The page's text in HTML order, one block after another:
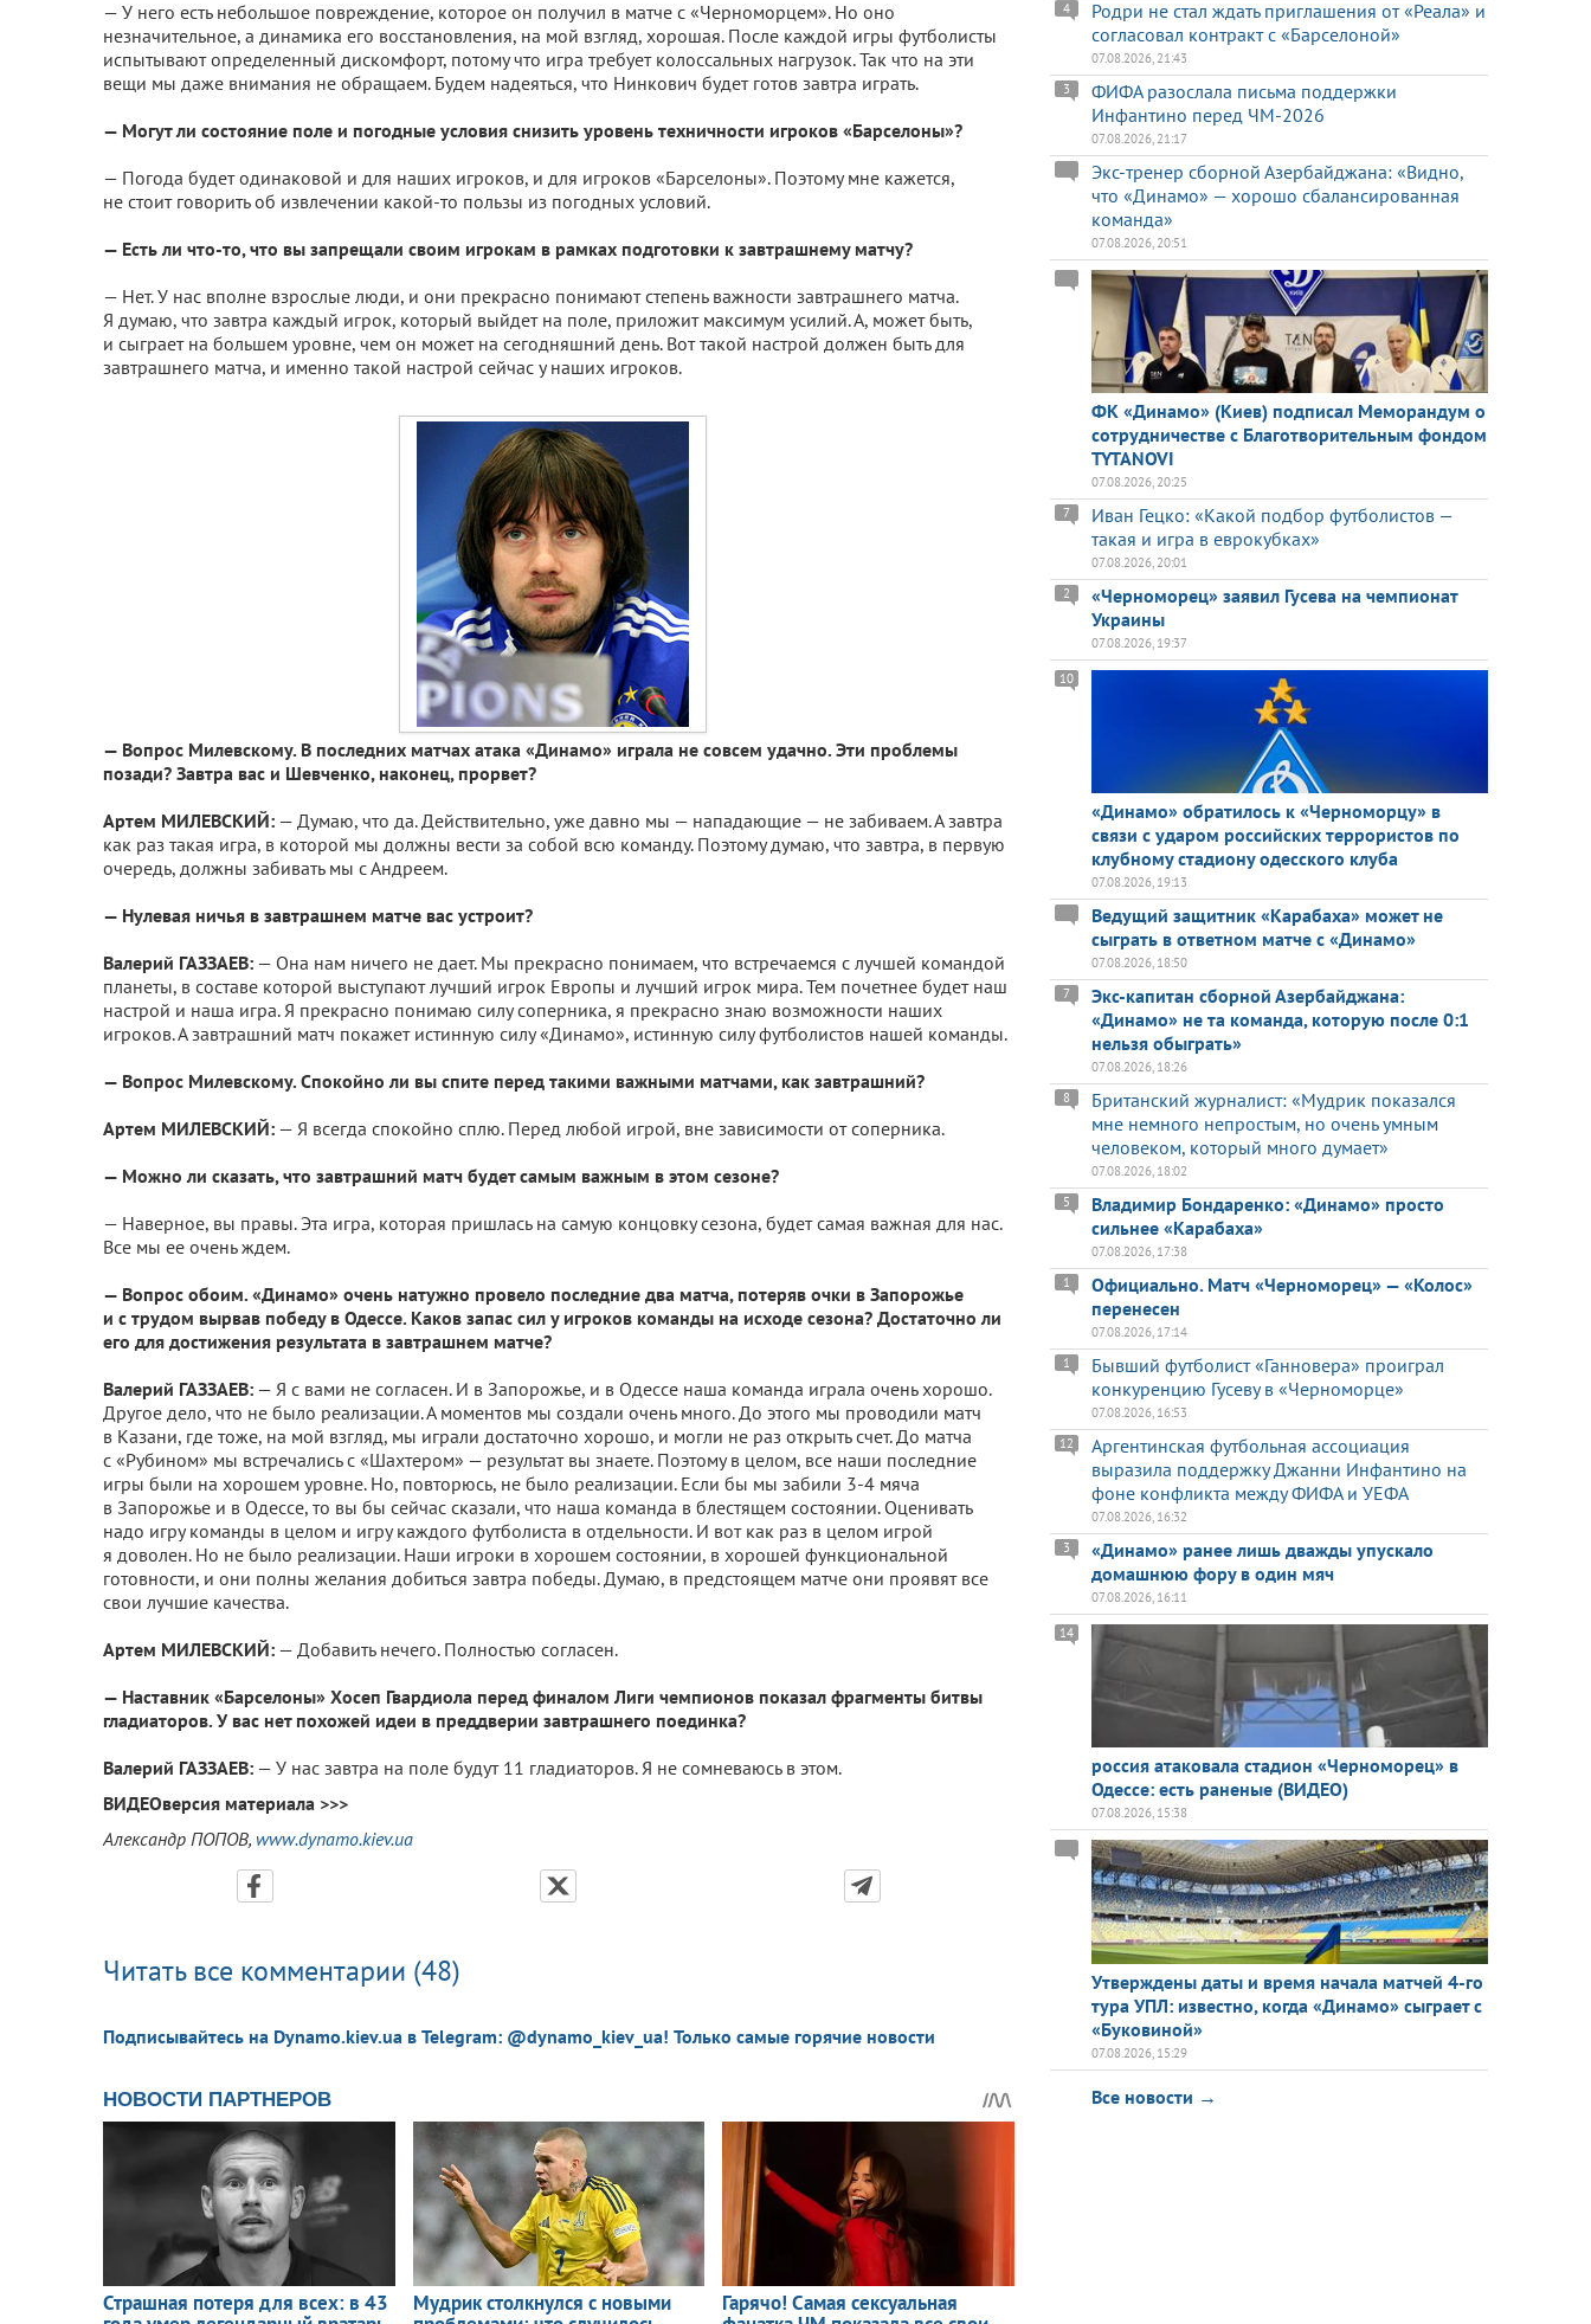
— У него есть небольшое повреждение, которое он получил в матче с «Черноморцем». Но оно
незначительное, а динамика его восстановления, на мой взгляд, хорошая. После каждой игры футболисты
испытывают определенный дискомфорт, потому что игра требует колоссальных нагрузок. Так что на эти
вещи мы даже внимания не обращаем. Будем надеяться, что Нинкович будет готов завтра играть.
— Могут ли состояние поле и погодные условия снизить уровень техничности игроков «Барселоны»?
— Погода будет одинаковой и для наших игроков, и для игроков «Барселоны». Поэтому мне кажется,
не стоит говорить об извлечении какой-то пользы из погодных условий.
— Есть ли что-то, что вы запрещали своим игрокам в рамках подготовки к завтрашнему матчу?
— Нет. У нас вполне взрослые люди, и они прекрасно понимают степень важности завтрашнего матча.
Я думаю, что завтра каждый игрок, который выйдет на поле, приложит максимум усилий. А, может быть,
и сыграет на большем уровне, чем он может на сегодняшний день. Вот такой настрой должен быть для
завтрашнего матча, и именно такой настрой сейчас у наших игроков.
— Вопрос Милевскому. В последних матчах атака «Динамо» играла не совсем удачно. Эти проблемы
позади? Завтра вас и Шевченко, наконец, прорвет?
Артем МИЛЕВСКИЙ: — Думаю, что да. Действительно, уже давно мы — нападающие — не забиваем. А завтра
как раз такая игра, в которой мы должны вести за собой всю команду. Поэтому думаю, что завтра, в первую
очередь, должны забивать мы с Андреем.
— Нулевая ничья в завтрашнем матче вас устроит?
Валерий ГАЗЗАЕВ: — Она нам ничего не дает. Мы прекрасно понимаем, что встречаемся с лучшей командой
планеты, в составе которой выступают лучший игрок Европы и лучший игрок мира. Тем почетнее будет наш
настрой и наша игра. Я прекрасно понимаю силу соперника, я прекрасно знаю возможности наших
игроков. А завтрашний матч покажет истинную силу «Динамо», истинную силу футболистов нашей команды.
— Вопрос Милевскому. Спокойно ли вы спите перед такими важными матчами, как завтрашний?
Артем МИЛЕВСКИЙ: — Я всегда спокойно сплю. Перед любой игрой, вне зависимости от соперника.
— Можно ли сказать, что завтрашний матч будет самым важным в этом сезоне?
— Наверное, вы правы. Эта игра, которая пришлась на самую концовку сезона, будет самая важная для нас.
Все мы ее очень ждем.
— Вопрос обоим. «Динамо» очень натужно провело последние два матча, потеряв очки в Запорожье
и с трудом вырвав победу в Одессе. Каков запас сил у игроков команды на исходе сезона? Достаточно ли
его для достижения результата в завтрашнем матче?
Валерий ГАЗЗАЕВ: — Я с вами не согласен. И в Запорожье, и в Одессе наша команда играла очень хорошо.
Другое дело, что не было реализации. А моментов мы создали очень много. До этого мы проводили матч
в Казани, где тоже, на мой взгляд, мы играли достаточно хорошо, и могли не раз открыть счет. До матча
с «Рубином» мы встречались с «Шахтером» — результат вы знаете. Поэтому в целом, все наши последние
игры были на хорошем уровне. Но, повторюсь, не было реализации. Если бы мы забили 3-4 мяча
в Запорожье и в Одессе, то вы бы сейчас сказали, что наша команда в блестящем состоянии. Оценивать
надо игру команды в целом и игру каждого футболиста в отдельности. И вот как раз в целом игрой
я доволен. Но не было реализации. Наши игроки в хорошем состоянии, в хорошей функциональной
готовности, и они полны желания добиться завтра победы. Думаю, в предстоящем матче они проявят все
свои лучшие качества.
Артем МИЛЕВСКИЙ: — Добавить нечего. Полностью согласен.
— Наставник «Барселоны» Хосеп Гвардиола перед финалом Лиги чемпионов показал фрагменты битвы
гладиаторов. У вас нет похожей идеи в преддверии завтрашнего поединка?
Валерий ГАЗЗАЕВ: — У нас завтра на поле будут 11 гладиаторов. Я не сомневаюсь в этом.
ВИДЕОверсия материала >>>
Александр ПОПОВ, www.dynamo.kiev.ua
Читать все комментарии (48)
Подписывайтесь на Dynamo.kiev.ua в Telegram: @dynamo_kiev_ua! Только самые горячие новости
Родри не стал ждать приглашения от «Реала» и
согласовал контракт с «Барселоной»
4
07.08.2026, 21:43
ФИФА разослала письма поддержки
Инфантино перед ЧМ-2026
3
07.08.2026, 21:17
Экс-тренер сборной Азербайджана: «Видно,
что «Динамо» — хорошо сбалансированная
команда»
07.08.2026, 20:51
ФК «Динамо» (Киев) подписал Меморандум о
сотрудничестве с Благотворительным фондом
TYTANOVI
07.08.2026, 20:25
Иван Гецко: «Какой подбор футболистов —
такая и игра в еврокубках»
7
07.08.2026, 20:01
«Черноморец» заявил Гусева на чемпионат
Украины
2
07.08.2026, 19:37
«Динамо» обратилось к «Черноморцу» в
связи с ударом российских террористов по
клубному стадиону одесского клуба
10
07.08.2026, 19:13
Ведущий защитник «Карабаха» может не
сыграть в ответном матче с «Динамо»
07.08.2026, 18:50
Экс-капитан сборной Азербайджана:
«Динамо» не та команда, которую после 0:1
нельзя обыграть»
7
07.08.2026, 18:26
Британский журналист: «Мудрик показался
мне немного непростым, но очень умным
человеком, который много думает»
8
07.08.2026, 18:02
Владимир Бондаренко: «Динамо» просто
сильнее «Карабаха»
5
07.08.2026, 17:38
Официально. Матч «Черноморец» — «Колос»
перенесен
1
07.08.2026, 17:14
Бывший футболист «Ганновера» проиграл
конкуренцию Гусеву в «Черноморце»
1
07.08.2026, 16:53
Аргентинская футбольная ассоциация
выразила поддержку Джанни Инфантино на
фоне конфликта между ФИФА и УЕФА
12
07.08.2026, 16:32
«Динамо» ранее лишь дважды упускало
домашнюю фору в один мяч
3
07.08.2026, 16:11
россия атаковала стадион «Черноморец» в
Одессе: есть раненые (ВИДЕО)
14
07.08.2026, 15:38
Утверждены даты и время начала матчей 4-го
тура УПЛ: известно, когда «Динамо» сыграет с
«Буковиной»
07.08.2026, 15:29
Все новости →